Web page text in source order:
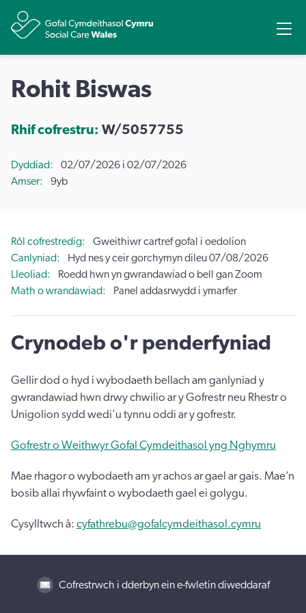
Rohit Biswas
Rhif cofrestru: W/5057755
Dyddiad
02/07/2026 i 02/07/2026
Amser
9yb
Rôl cofrestredig
Gweithiwr cartref gofal i oedolion
Canlyniad
Hyd nes y ceir gorchymyn dileu 07/08/2026
Lleoliad
Roedd hwn yn gwrandawiad o bell gan Zoom
Math o wrandawiad
Panel addasrwydd i ymarfer
Crynodeb o'r penderfyniad
Gellir dod o hyd i wybodaeth bellach am ganlyniad y
gwrandawiad hwn drwy chwilio ar y Gofrestr neu Rhestr o
Unigolion sydd wedi'u tynnu oddi ar y gofrestr.
Gofrestr o Weithwyr Gofal Cymdeithasol yng Nghymru
Mae rhagor o wybodaeth am yr achos ar gael ar gais. Mae’n
bosib allai rhywfaint o wybodaeth gael ei golygu.
Cysylltwch â: cyfathrebu@gofalcymdeithasol.cymru
Cofrestrwch i dderbyn ein e-fwletin diweddaraf